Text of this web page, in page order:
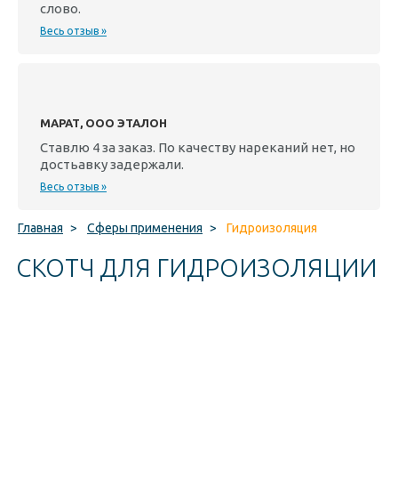
слово.
Весь отзыв »
МАРАТ, ООО ЭТАЛОН
Ставлю 4 за заказ. По качеству нареканий нет, но
достьавку задержали.
Весь отзыв »
Главная > Сферы применения > Гидроизоляция
СКОТЧ ДЛЯ ГИДРОИЗОЛЯЦИИ